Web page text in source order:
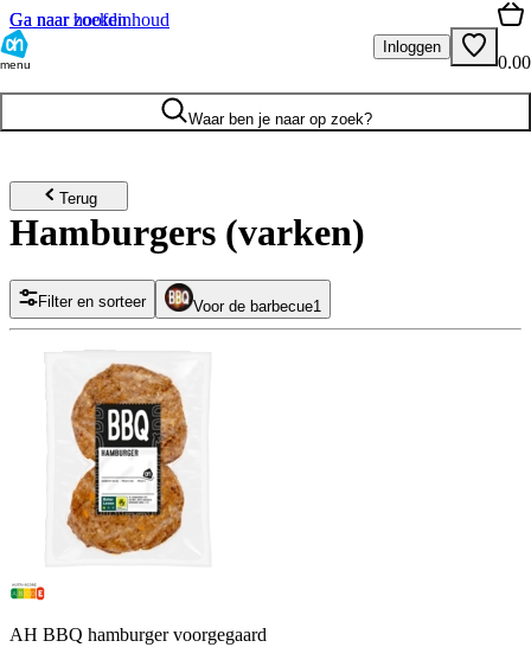
Ga naar hoofdinhoud
Ga naar zoeken
menu
Inloggen
0.00
Waar ben je naar op zoek?
Terug
Hamburgers (varken)
Filter en sorteer Voor de barbecue1
AH BBQ hamburger voorgegaard